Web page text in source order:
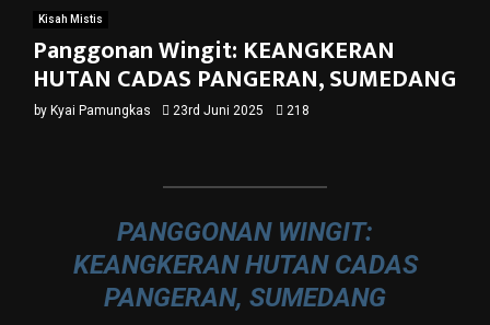
Kisah Mistis
Panggonan Wingit: KEANGKERAN
HUTAN CADAS PANGERAN, SUMEDANG
by Kyai Pamungkas 23rd Juni 2025 218
PANGGONAN WINGIT:
KEANGKERAN HUTAN CADAS
PANGERAN, SUMEDANG